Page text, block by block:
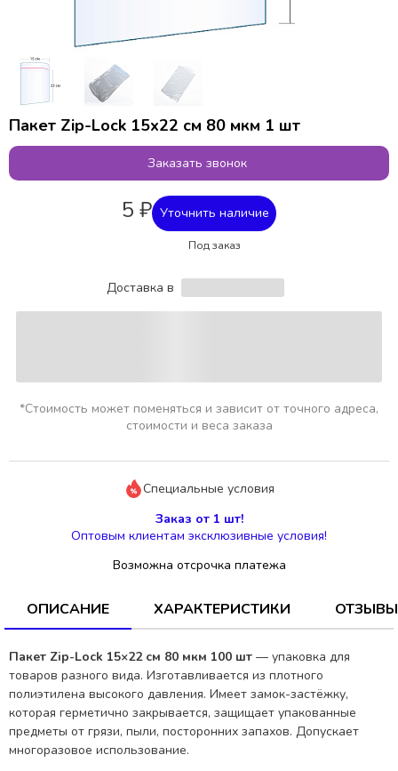
Пакет Zip-Lock 15x22 см 80 мкм 1 шт
Заказать звонок
5 ₽ Уточнить наличие
Под заказ
Доставка в
*Стоимость может поменяться и зависит от точного адреса,
стоимости и веса заказа
Специальные условия
Заказ от 1 шт!
Оптовым клиентам эксклюзивные условия!
Возможна отсрочка платежа
ОПИСАНИЕ ХАРАКТЕРИСТИКИ ОТЗЫВЫ
Пакет Zip-Lock 15×22 см 80 мкм 100 шт — упаковка для
товаров разного вида. Изготавливается из плотного
полиэтилена высокого давления. Имеет замок-застёжку,
которая герметично закрывается, защищает упакованные
предметы от грязи, пыли, посторонних запахов. Допускает
многоразовое использование.